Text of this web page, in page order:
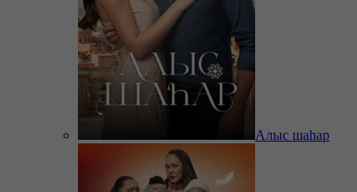
Алыс шаһар